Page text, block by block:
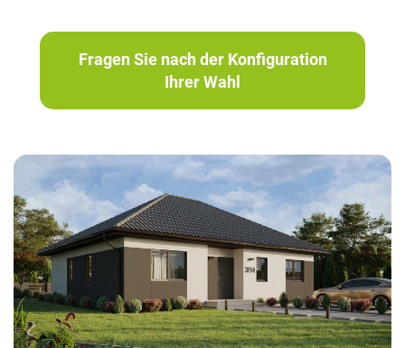
Fragen Sie nach der Konfiguration
Ihrer Wahl